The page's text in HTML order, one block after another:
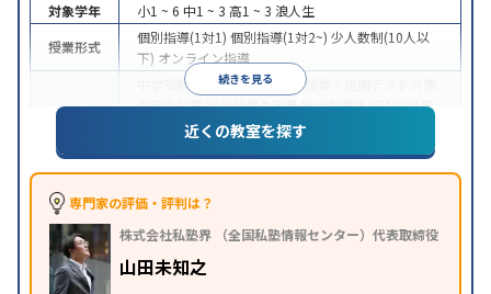
続きを見る
対象学年 小1 ~ 6 中1 ~ 3 高1 ~ 3 浪人生
授業形式
個別指導(1対1) 個別指導(1対2~) 少人数制(10人以
下) オンライン指導
中学受験 高校受験大学受験
授業・定期テスト対策
内申点対策学習習慣の定着総合型選抜(旧AO)対策
推薦入試対策 国公立大対策私大対策
特徴
中高一貫校生に対応成績保証制度あり授業の振替
可能不登校生に対応
講可能 季節講習のみの受講可
対応自習室あり
近くの教室を探す
専門家の評価・評判は？
株式会社私塾界 （全国私塾情報センター）代表取締役
山田未知之